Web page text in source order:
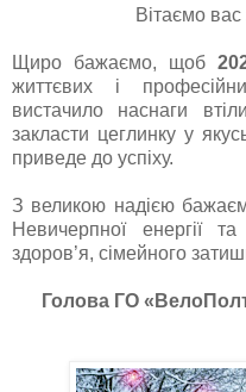
Вітаємо вас
Щиро бажаємо, щоб
життєвих і
вистачило наснаги
закласти цеглинку у
приведе до успіху.
З великою надією
Невичерпної енергії
здоров’я, сімейного
Голова ГО